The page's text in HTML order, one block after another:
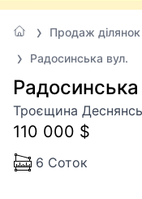
Продаж ділянок
Радосинська вул.
Радосинська
Троєщина
110 000 $
6 Соток